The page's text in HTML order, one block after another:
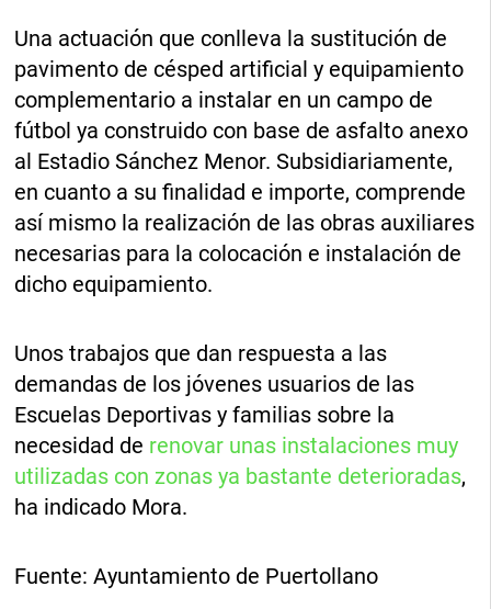
Una actuación que conlleva la sustitución de
pavimento de césped artificial y equipamiento
complementario a instalar en un campo de
fútbol ya construido con base de asfalto anexo
al Estadio Sánchez Menor. Subsidiariamente,
en cuanto a su finalidad e importe, comprende
así mismo la realización de las obras auxiliares
necesarias para la colocación e instalación de
dicho equipamiento.
Unos trabajos que dan respuesta a las
demandas de los jóvenes usuarios de las
Escuelas Deportivas y familias sobre la
necesidad de renovar unas instalaciones muy
utilizadas con zonas ya bastante deterioradas,
ha indicado Mora.
Fuente: Ayuntamiento de Puertollano